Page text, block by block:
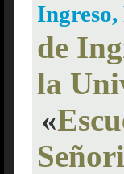
de
la
«